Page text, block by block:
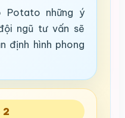
Potato những ý
ngũ tư vấn sẽ
định hình phong
2